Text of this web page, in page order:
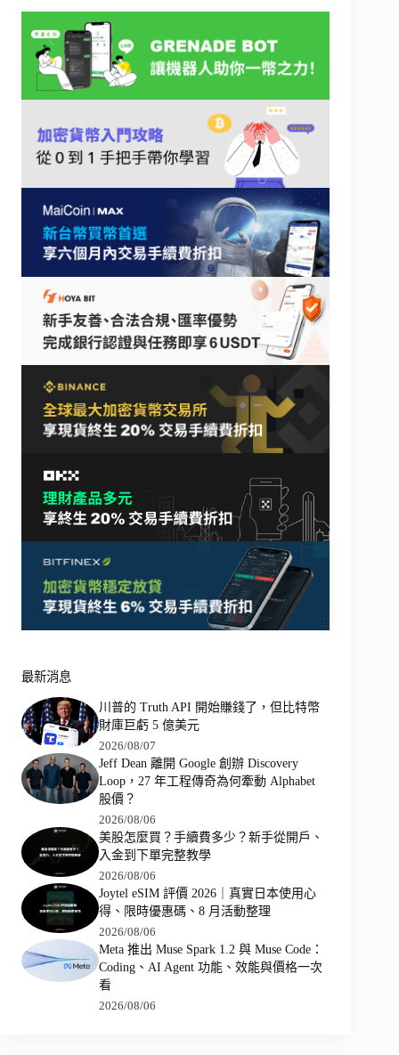
最新消息
川普的 Truth API 開始賺錢了，但比特幣
財庫巨虧 5 億美元
2026/08/07
Jeff Dean 離開 Google 創辦 Discovery
Loop，27 年工程傳奇為何牽動 Alphabet
股價？
2026/08/06
美股怎麼買？手續費多少？新手從開戶、
入金到下單完整教學
2026/08/06
Joytel eSIM 評價 2026｜真實日本使用心
得、限時優惠碼、8 月活動整理
2026/08/06
Meta 推出 Muse Spark 1.2 與 Muse Code：
Coding、AI Agent 功能、效能與價格一次
看
2026/08/06